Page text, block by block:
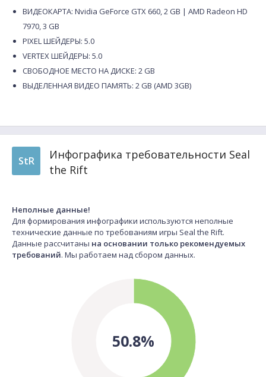
ВИДЕОКАРТА: Nvidia GeForce GTX 660, 2 GB | AMD Radeon HD
7970, 3 GB
PIXEL ШЕЙДЕРЫ: 5.0
VERTEX ШЕЙДЕРЫ: 5.0
СВОБОДНОЕ МЕСТО НА ДИСКЕ: 2 GB
ВЫДЕЛЕННАЯ ВИДЕО ПАМЯТЬ: 2 GB (AMD 3GB)
StR
Инфографика требовательности Seal
the Rift
Неполные данные!
Для формирования инфографики используются неполные
технические данные по требованиям игры Seal the Rift.
Данные рассчитаны на основании только рекомендуемых
требований. Мы работаем над сбором данных.
50.8%